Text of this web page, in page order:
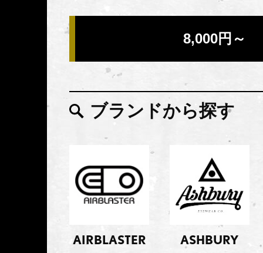
8,000円～
ブランドから探す
AIRBLASTER ASHBURY